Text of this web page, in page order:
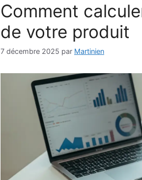
Comment
de votre produit
7 décembre 2025 par Martinien